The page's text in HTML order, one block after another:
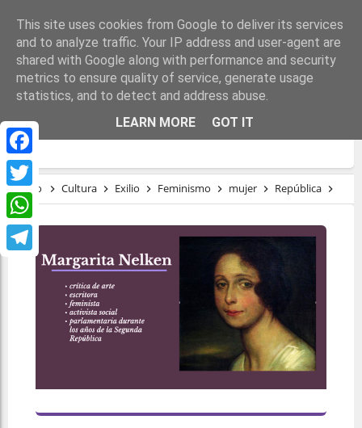
Facebook
Twitter
WhatsApp
Telegram
MARGARITA NELKEN, SOCIALISTA Y
FEMINISTA
Inicio Cultura Exilio Feminismo mujer República
This site uses cookies from Google to deliver its services
and to analyze traffic. Your IP address and user-agent are
shared with Google along with performance and security
metrics to ensure quality of service, generate usage
statistics, and to detect and address abuse.
LEARN MORE
GOT IT